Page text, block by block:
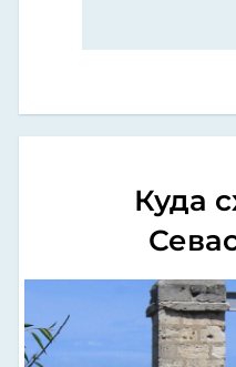
Куда